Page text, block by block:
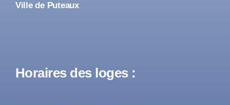
Ville de Puteaux
Horaires des loges :